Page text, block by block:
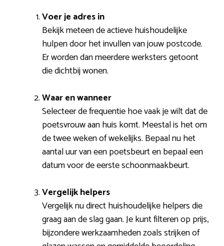
Voer je adres in
Bekijk meteen de actieve huishoudelijke
hulpen door het invullen van jouw postcode.
Er worden dan meerdere werksters getoont
die dichtbij wonen.
Waar en wanneer
Selecteer de frequentie hoe vaak je wilt dat de
poetsvrouw aan huis komt. Meestal is het om
de twee weken of wekelijks. Bepaal nu het
aantal uur van een poetsbeurt en bepaal een
datum voor de eerste schoonmaakbeurt.
Vergelijk helpers
Vergelijk nu direct huishoudelijke helpers die
graag aan de slag gaan. Je kunt filteren op prijs,
bijzondere werkzaamheden zoals strijken of